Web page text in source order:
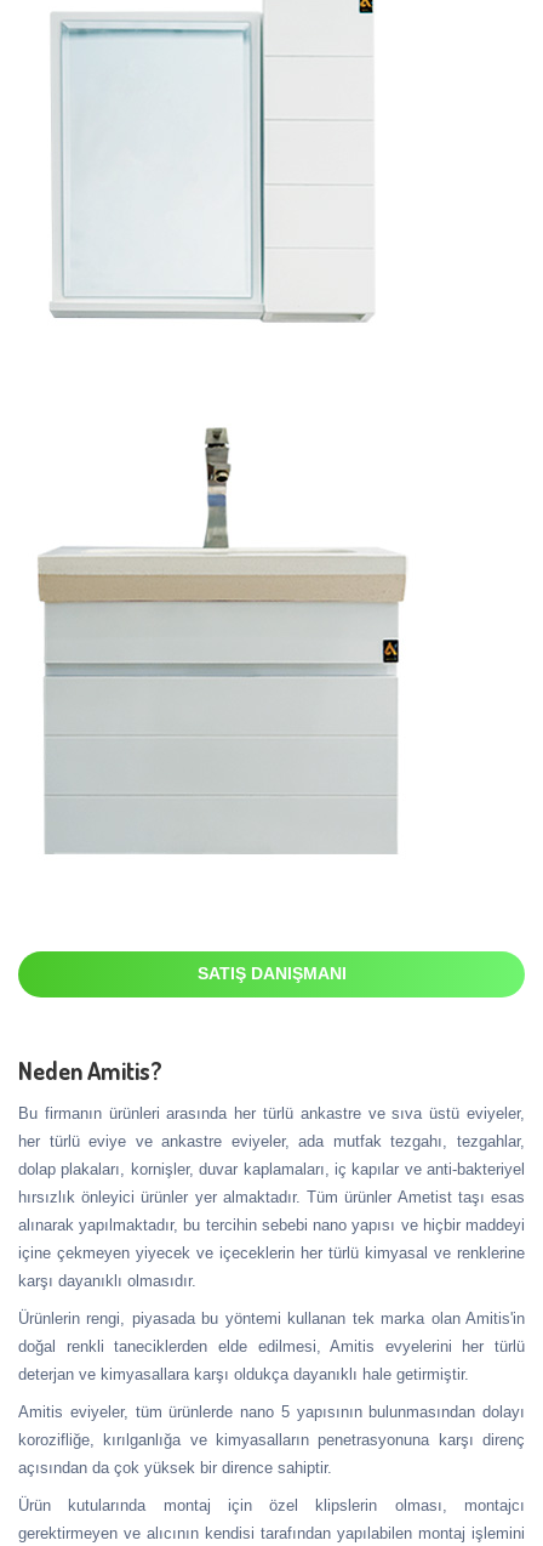
SATIŞ DANIŞMANI
Neden Amitis?
Bu firmanın ürünleri arasında her türlü ankastre ve sıva üstü eviyeler,
her türlü eviye ve ankastre eviyeler, ada mutfak tezgahı, tezgahlar,
dolap plakaları, kornişler, duvar kaplamaları, iç kapılar ve anti-bakteriyel
hırsızlık önleyici ürünler yer almaktadır. Tüm ürünler Ametist taşı esas
alınarak yapılmaktadır, bu tercihin sebebi nano yapısı ve hiçbir maddeyi
içine çekmeyen yiyecek ve içeceklerin her türlü kimyasal ve renklerine
karşı dayanıklı olmasıdır.
Ürünlerin rengi, piyasada bu yöntemi kullanan tek marka olan Amitis'in
doğal renkli taneciklerden elde edilmesi, Amitis evyelerini her türlü
deterjan ve kimyasallara karşı oldukça dayanıklı hale getirmiştir.
Amitis eviyeler, tüm ürünlerde nano 5 yapısının bulunmasından dolayı
korozifliğe, kırılganlığa ve kimyasalların penetrasyonuna karşı direnç
açısından da çok yüksek bir dirence sahiptir.
Ürün kutularında montaj için özel klipslerin olması, montajcı
gerektirmeyen ve alıcının kendisi tarafından yapılabilen montaj işlemini